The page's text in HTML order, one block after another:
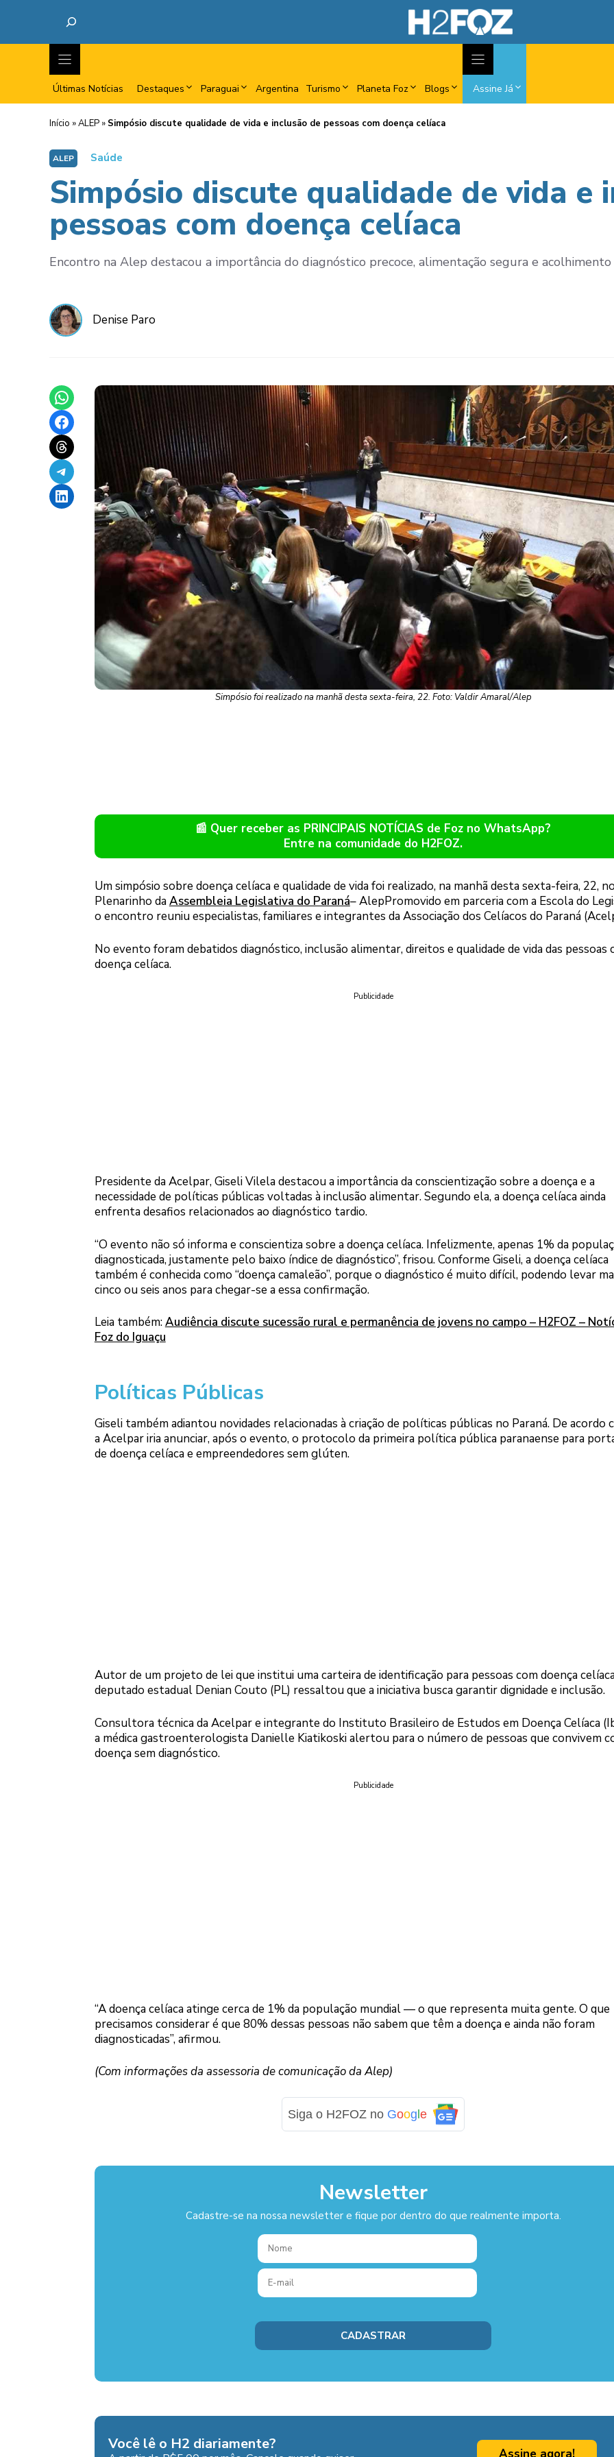
Últimas Notícias Destaques Paraguai Argentina Turismo Planeta Foz Blogs Assine Já
Início »ALEP » Simpósio discute qualidade de vida e inclusão de pessoas com doença celíaca
ALEP Saúde
Simpósio discute qualidade de vida e
pessoas com doença celíaca
Encontro na Alep destacou a importância do diagnóstico precoce, alimentação segura e acolhimento
Denise Paro
Share on WhatsApp
Share on Facebook
Share on Threads
Share on Telegram
Share on LinkedIn
Simpósio foi realizado na manhã desta sexta-feira, 22. Foto: Valdir Amaral/Alep
📰 Quer receber as PRINCIPAIS NOTÍCIAS de Foz no WhatsApp?
Entre na comunidade do H2FOZ.
Um simpósio sobre doença celíaca e qualidade de vida foi realizado, na manhã desta sexta-feira, 22,
Plenarinho daAssembleia Legislativa do Paraná– AlepPromovido em parceria com a Escola do
o encontro reuniu especialistas, familiares e integrantes da Associação dos Celíacos do Paraná
No evento foram debatidos diagnóstico, inclusão alimentar, direitos e qualidade de vida das pessoas
doença celíaca.
Publicidade
Presidente da Acelpar, Giseli Vilela destacou a importância da conscientização sobre a doença e a
necessidade de políticas públicas voltadas à inclusão alimentar. Segundo ela, a doença celíaca ainda
enfrenta desafios relacionados ao diagnóstico tardio.
“O evento não só informa e conscientiza sobre a doença celíaca. Infelizmente, apenas 1% da
diagnosticada, justamente pelo baixo índice de diagnóstico”, frisou. Conforme Giseli, a doença celíaca
também é conhecida como “doença camaleão”, porque o diagnóstico é muito difícil, podendo levar
cinco ou seis anos para chegar-se a essa confirmação.
Leia também:Audiência discute sucessão rural e permanência de jovens no campo – H2FOZ –
Foz do Iguaçu
Políticas Públicas
Giseli também adiantou novidades relacionadas à criação de políticas públicas no Paraná. De acordo
a Acelpar iria anunciar, após o evento, o protocolo da primeira política pública paranaense para
de doença celíaca e empreendedores sem glúten.
Autor de um projeto de lei que institui uma carteira de identificação para pessoas com doença
deputado estadual Denian Couto (PL) ressaltou que a iniciativa busca garantir dignidade e inclusão.
Consultora técnica da Acelpar e integrante do Instituto Brasileiro de Estudos em Doença Celíaca
a médica gastroenterologista Danielle Kiatikoski alertou para o número de pessoas que convivem
doença sem diagnóstico.
Publicidade
“A doença celíaca atinge cerca de 1% da população mundial — o que representa muita gente. O que
precisamos considerar é que 80% dessas pessoas não sabem que têm a doença e ainda não foram
diagnosticadas”, afirmou.
(Com informações da assessoria de comunicação da Alep)
Siga o H2FOZ no Google
Newsletter
Cadastre-se na nossa newsletter e fique por dentro do que realmente importa.
Você lê o H2 diariamente?
Assine agora!